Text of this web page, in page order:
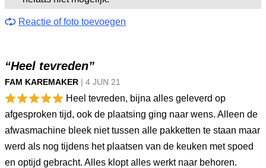
Reactie of foto toevoegen
“Heel tevreden”
FAM KAREMAKER | 4 JUN 21
Heel tevreden, bijna alles geleverd op
afgesproken tijd, ook de plaatsing ging naar wens. Alleen de
afwasmachine bleek niet tussen alle pakketten te staan maar
werd als nog tijdens het plaatsen van de keuken met spoed
en optijd gebracht. Alles klopt alles werkt naar behoren.